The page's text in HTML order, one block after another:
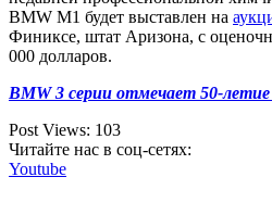
BMW M1 будет выставлен на
Финиксе, штат Аризона, с
000 долларов.
BMW 3 серии отмечает 50-летие
Post Views: 103
Читайте нас в соц-сетях:
Youtube